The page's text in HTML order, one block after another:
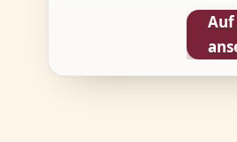
Auf